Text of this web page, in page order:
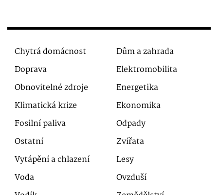
Chytrá domácnost
Dům a zahrada
Doprava
Elektromobilita
Obnovitelné zdroje
Energetika
Klimatická krize
Ekonomika
Fosilní paliva
Odpady
Ostatní
Zvířata
Vytápění a chlazení
Lesy
Voda
Ovzduší